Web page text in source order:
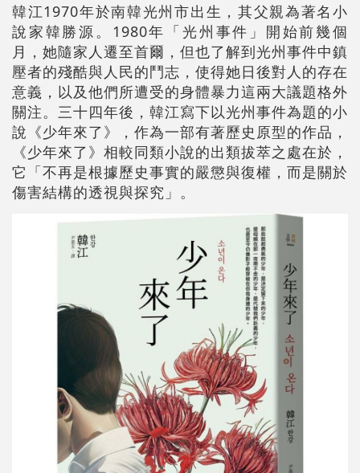
韓江1970年於南韓光州市出生，其父親為著名小
說家韓勝源。1980年「光州事件」開始前幾個
月，她隨家人遷至首爾，但也了解到光州事件中鎮
壓者的殘酷與人民的鬥志，使得她日後對人的存在
意義，以及他們所遭受的身體暴力這兩大議題格外
關注。三十四年後，韓江寫下以光州事件為題的小
說《少年來了》，作為一部有著歷史原型的作品，
《少年來了》相較同類小說的出類拔萃之處在於，
它「不再是根據歷史事實的嚴懲與復權，而是關於
傷害結構的透視與探究」。